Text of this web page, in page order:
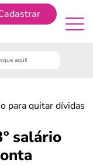
para quitar dívidas;
salário